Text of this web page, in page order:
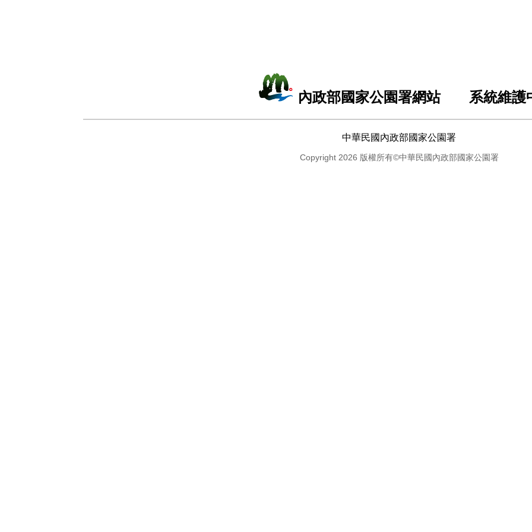
內政部國家公園署網站 系統維護
中華民國內政部國家公園署
Copyright 2026 版權所有©中華民國內政部國家公園署